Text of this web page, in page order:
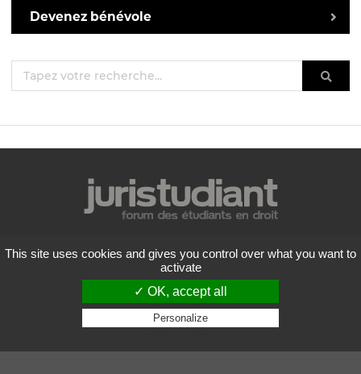
Devenez bénévole
Mentions légales
Politique de confidentialité
Conditions générales d'utilisation
Liste des forums
Contactez-nous
Copyright
2026 Juristudiant.com - Tous droits réservés
This site uses cookies and gives you control over what you want to
activate
✓ OK, accept all
Personalize